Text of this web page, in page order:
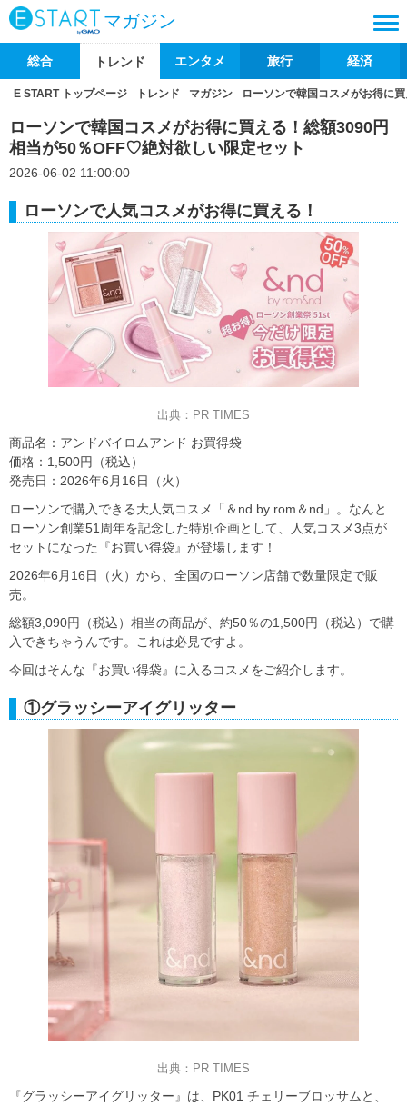
マガジン
総合 トレンド エンタメ 旅行 経済
E START トップページ トレンド マガジン ローソンで韓国コスメがお得に
ローソンで韓国コスメがお得に買える！総額3090円
相当が50％OFF♡絶対欲しい限定セット
2026-06-02 11:00:00
ローソンで人気コスメがお得に買える！
出典：PR TIMES
商品名：アンドバイロムアンド お買得袋
価格：1,500円（税込）
発売日：2026年6月16日（火）
ローソンで購入できる大人気コスメ「＆nd by rom＆nd」。なんと
ローソン創業51周年を記念した特別企画として、人気コスメ3点が
セットになった『お買い得袋』が登場します！
2026年6月16日（火）から、全国のローソン店舗で数量限定で販
売。
総額3,090円（税込）相当の商品が、約50％の1,500円（税込）で購
入できちゃうんです。これは必見ですよ。
今回はそんな『お買い得袋』に入るコスメをご紹介します。
①グラッシーアイグリッター
出典：PR TIMES
『グラッシーアイグリッター』は、PK01 チェリーブロッサムと、